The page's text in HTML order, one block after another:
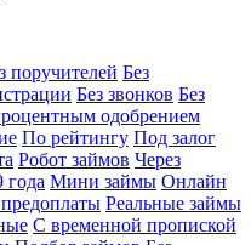
поручителей Без
Без звонков Без
одобрением
По рейтингу Под залог
Робот займов Через
Мини займы Онлайн
Реальные займы
С временной пропиской